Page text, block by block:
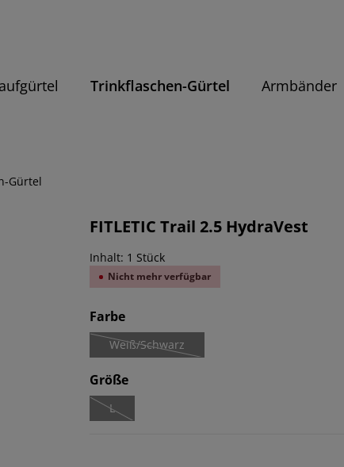
Trinkflaschen-Gürtel Armbänder
Gürtel
FITLETIC Trail 2.5 HydraVest
Inhalt: 1 Stück
Nicht mehr verfügbar
Farbeauswählen
Weiß/Schwarz
(Diese Option ist zurzeit nicht verfügbar.)
Größeauswählen
L
(Diese Option ist zurzeit nicht verfügbar.)